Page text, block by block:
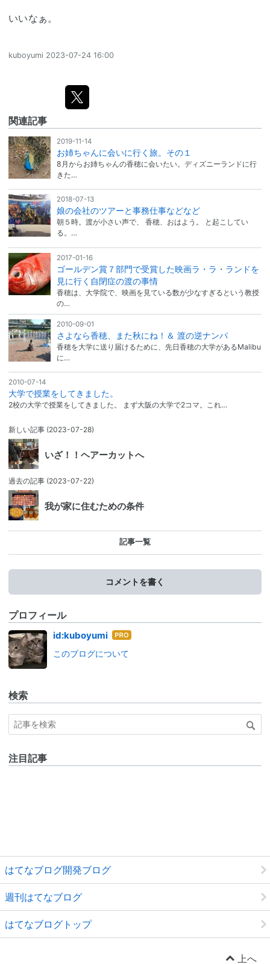
いいなぁ。
kuboyumi 2023-07-24 16:00
関連記事
2019-11-14
お姉ちゃんに会いに行く旅。その１
8月からお姉ちゃんの香穂に会いたい。ディズニーランドに行
きた…
2018-07-13
娘の会社のツアーと事務仕事などなど
朝５時。渡が小さい声で、 香穂、おはよう。 と起こしてい
る。…
2017-01-16
ゴールデン賞７部門で受賞した映画ラ・ラ・ランドを
見に行く自閉症の渡の事情
香穂は、大学院で、映画を見ている数が少なすぎるという教授
の…
2010-09-01
さよなら香穂、また秋にね！＆ 渡の逆ナンパ
香穂を大学に送り届けるために、先日香穂の大学があるMalibu
に…
2010-07-14
大学で授業をしてきました。
2校の大学で授業をしてきました。 まず大阪の大学で2コマ。これ…
新しい記事 (2023-07-28)
いざ！！ヘアーカットへ
過去の記事 (2023-07-22)
我が家に住むための条件
記事一覧
コメントを書く
プロフィール
id:kuboyumi はて
ログ
このブログについて
検索
注目記事
はてなブログ開発ブログ
週刊はてなブログ
はてなブログトップ
上へ